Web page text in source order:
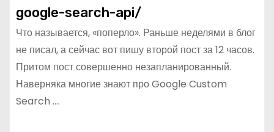
google-search-api/
Что называется, «поперло». Раньше неделями в блог
не писал, а сейчас вот пишу второй пост за 12 часов.
Притом пост совершенно незапланированный.
Наверняка многие знают про Google Custom
Search .…